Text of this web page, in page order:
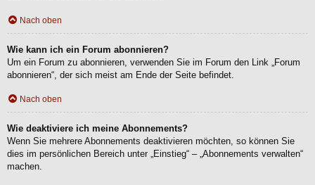
Nach oben
Wie kann ich ein Forum abonnieren?
Um ein Forum zu abonnieren, verwenden Sie im Forum den Link „Forum
abonnieren“, der sich meist am Ende der Seite befindet.
Nach oben
Wie deaktiviere ich meine Abonnements?
Wenn Sie mehrere Abonnements deaktivieren möchten, so können Sie
dies im persönlichen Bereich unter „Einstieg“ – „Abonnements verwalten“
machen.